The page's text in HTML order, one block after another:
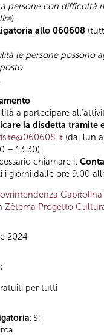
persone con difficoltà
).
allo 060608
le persone possono
a partecipare
la disdetta tramite
(dal
– 13.30).
chiamare il
i giorni dalle ore 9.00
Capitolina
Zètema Progetto
2024
per tutti
Sì